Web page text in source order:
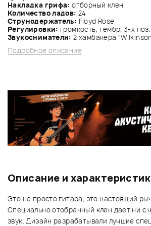
Накладка грифа: отборный клен
Количество ладов: 24
Струнодержатель: Floyd Rose
Регулировки: громкость, тембр, 3-х
Звукосниматели: 2 хамбакера
Подробное описание
Описание и
Это не просто гитара, это настоящий
Специально отобранный клен дает ни с
звук. Дизайн разрабатывали лучшие